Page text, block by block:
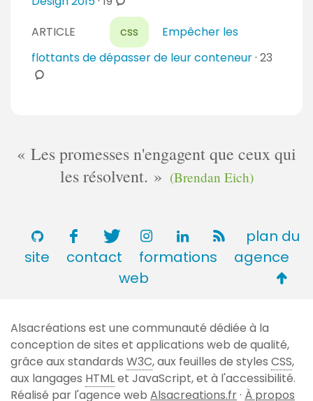
a
o
m
m
r
e
ARTICLE css
Empêcher les
flottants de dépasser de leur conteneur· 23
t
e
Les promesses n'engagent que ceux qui
les résolvent.
(Brendan Eich)
plan du
site
contact formations
agence
web
de
page
Alsacréations est une communauté dédiée à la
conception de sites et applications web de qualité,
grâce aux standards W3C, aux feuilles de styles CSS,
aux langages HTMLet JavaScript, et à l'accessibilité.
Réalisé par l'agence web Alsacreations.fr· À propos